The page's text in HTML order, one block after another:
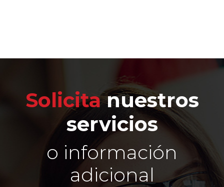
Solicitanuestros
servicios
o información
adicional